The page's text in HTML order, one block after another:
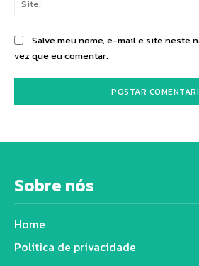
Salve meu nome, e-mail e site neste
vez que eu comentar.
Sobre nós
Home
Política de privacidade